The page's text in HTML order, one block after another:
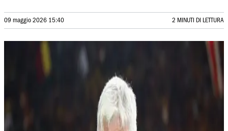
09 maggio 2026 15:40 2 MINUTI DI LETTURA